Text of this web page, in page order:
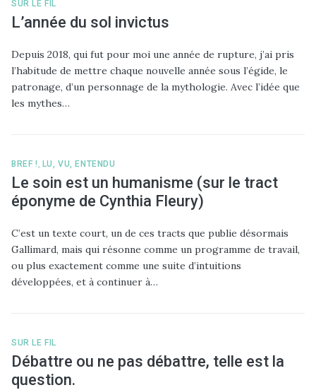
SUR LE FIL
L’année du sol invictus
Depuis 2018, qui fut pour moi une année de rupture, j’ai pris
l’habitude de mettre chaque nouvelle année sous l’égide, le
patronage, d’un personnage de la mythologie. Avec l’idée que
les mythes…
BREF ! LU, VU, ENTENDU
Le soin est un humanisme (sur le tract
éponyme de Cynthia Fleury)
C’est un texte court, un de ces tracts que publie désormais
Gallimard, mais qui résonne comme un programme de travail,
ou plus exactement comme une suite d’intuitions
développées, et à continuer à…
SUR LE FIL
Débattre ou ne pas débattre, telle est la
question.